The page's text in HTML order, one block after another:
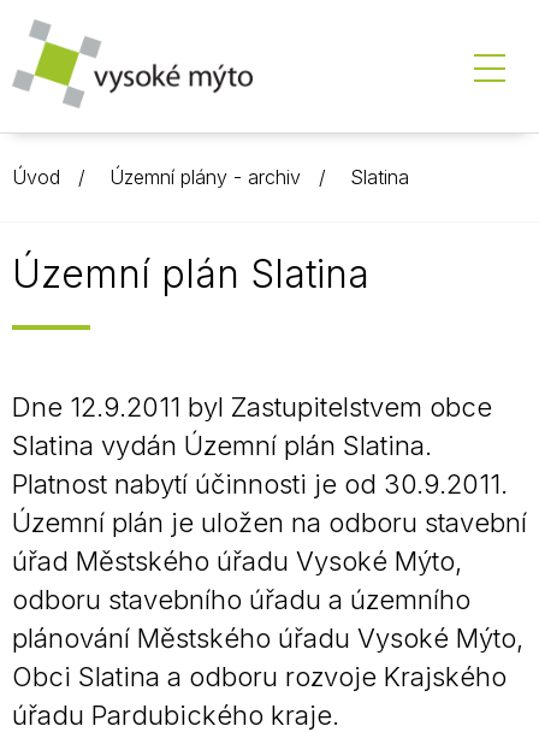
Úvod Územní plány - archiv Slatina
Územní plán Slatina
Dne 12.9.2011 byl Zastupitelstvem obce
Slatina vydán Územní plán Slatina.
Platnost nabytí účinnosti je od 30.9.2011.
Územní plán je uložen na odboru stavební
úřad Městského úřadu Vysoké Mýto,
odboru stavebního úřadu a územního
plánování Městského úřadu Vysoké Mýto,
Obci Slatina a odboru rozvoje Krajského
úřadu Pardubického kraje.